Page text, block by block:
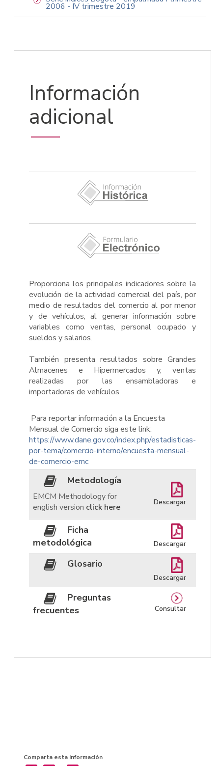
2006 - IV trimestre 2019
Información
adicional
Proporciona los principales indicadores sobre la
evolución de la actividad comercial del país, por
medio de resultados del comercio al por menor
y de vehículos, al generar información sobre
variables como ventas, personal ocupado y
sueldos y salarios.
También presenta resultados sobre Grandes
Almacenes e Hipermercados y, ventas
realizadas por las ensambladoras e
importadoras de vehículos
Para reportar información a la Encuesta
Mensual de Comercio siga este link:
https://www.dane.gov.co/index.php/estadisticas-
por-tema/comercio-interno/encuesta-mensual-
de-comercio-emc
Metodología
EMCM Methodology for
english version click here Descargar
Ficha
metodológica
Descargar
Glosario
Descargar
Preguntas
frecuentes
Consultar
Comparta esta información